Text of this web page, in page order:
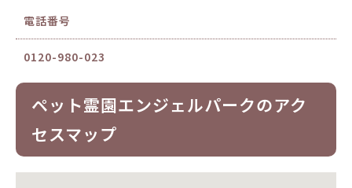
電話番号
0120-980-023
ペット霊園エンジェルパークのアク
セスマップ